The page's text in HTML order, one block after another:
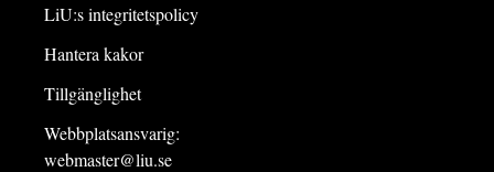
LiU:s integritetspolicy
Hantera kakor
Tillgänglighet
Webbplatsansvarig:
webmaster@liu.se